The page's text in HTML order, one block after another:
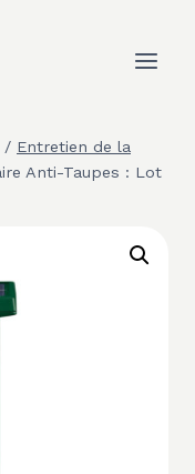
/ Entretien de la
Anti-Taupes : Lot